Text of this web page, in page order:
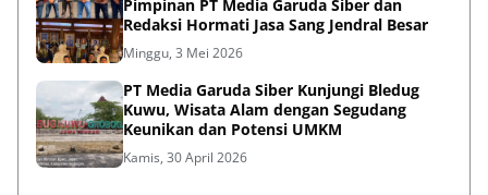
Pimpinan PT Media Garuda Siber dan
Redaksi Hormati Jasa Sang Jendral Besar
Minggu, 3 Mei 2026
PT Media Garuda Siber Kunjungi Bledug
Kuwu, Wisata Alam dengan Segudang
Keunikan dan Potensi UMKM
Kamis, 30 April 2026